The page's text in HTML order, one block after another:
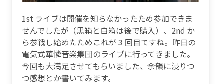
1st ライブは開催を知らなかったため参加できま
せんでしたが（黒箱と白箱は後で購入）、2nd か
ら参戦し始めたためこれが 3 回目ですね。昨日の
電気式華憐音楽集団のライブに行ってきました。
今回も大満足させてもらいました、余韻に浸りつ
つ感想とか書いてみます。